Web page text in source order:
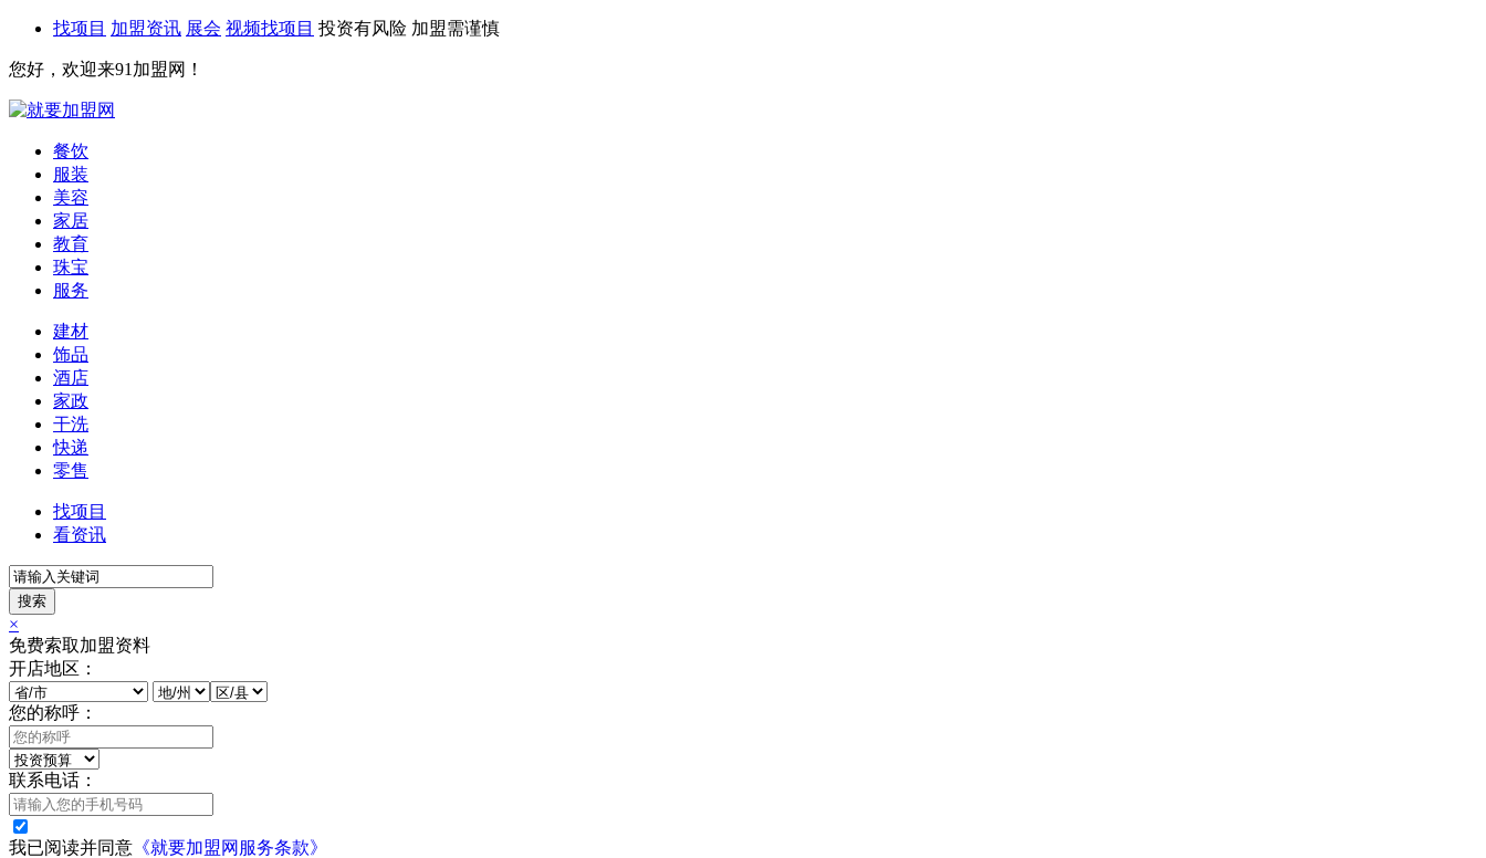
找项目 加盟资讯 展会 视频找项目 投资有风险 加盟需谨慎
您好，欢迎来91加盟网！
餐饮
服装
美容
家居
教育
珠宝
服务
建材
饰品
酒店
家政
干洗
快递
零售
找项目
看资讯
搜索
×
免费索取加盟资料
开店地区：
您的称呼：
联系电话：
我已阅读并同意 《就要加盟网服务条款》